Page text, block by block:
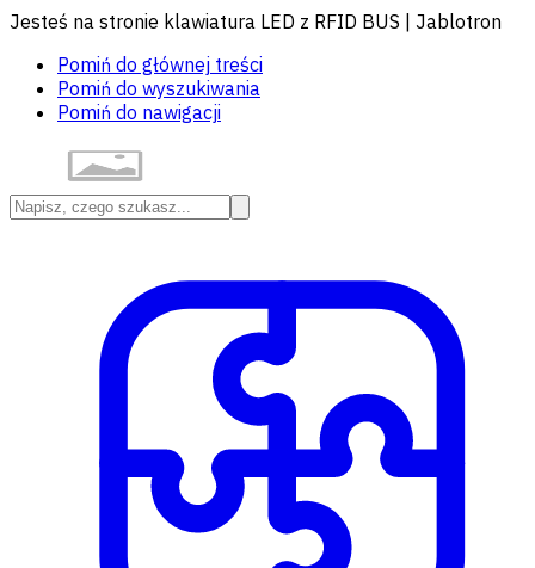
Jesteś na stronie klawiatura LED z RFID BUS | Jablotron
Pomiń do głównej treści
Pomiń do wyszukiwania
Pomiń do nawigacji